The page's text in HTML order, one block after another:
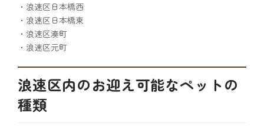
・浪速区日本橋西
・浪速区日本橋東
・浪速区湊町
・浪速区元町
浪速区内のお迎え可能なペットの
種類